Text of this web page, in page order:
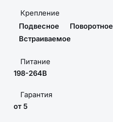
Крепление
Подвесное
Поворотное
Встраиваемое
Питание
198-264В
Гарантия
от 5